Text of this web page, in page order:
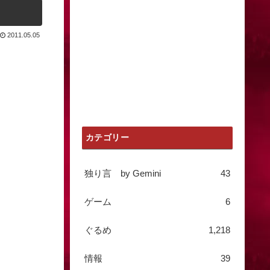
2011.05.05
カテゴリー
独り言 by Gemini 43
ゲーム 6
ぐるめ 1,218
情報 39